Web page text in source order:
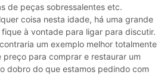
de peças sobressalentes etc.
coisa nesta idade, há uma grande
à vontade para ligar para discutir.
um exemplo melhor totalmente
para comprar e restaurar um
dobro do que estamos pedindo com